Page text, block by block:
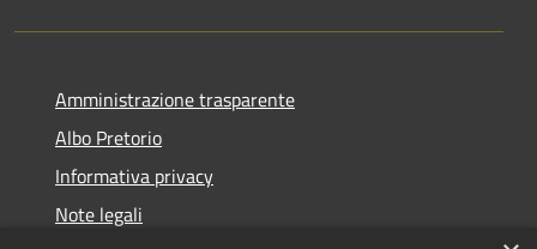
Amministrazione trasparente
Albo Pretorio
Informativa privacy
Note legali